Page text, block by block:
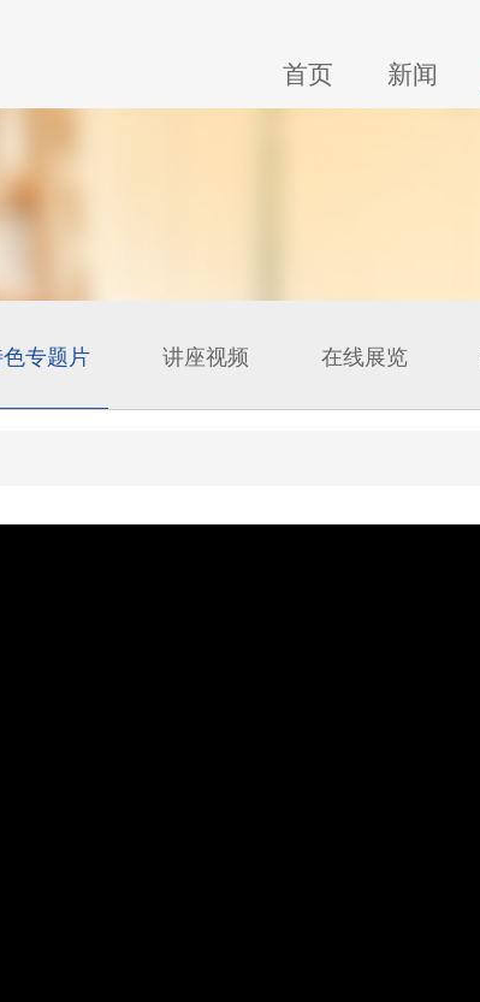
首页 新闻
专题片 讲座视频 在线展览